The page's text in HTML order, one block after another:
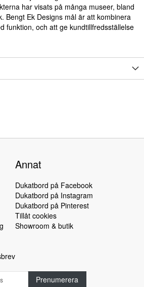
har visats på många museer, bland
Bengt Ek Designs mål är att kombinera
funktion, och att ge kundtillfredsställelse
Annat
Dukatbord på Facebook
Dukatbord på Instagram
Dukatbord på Pinterest
Tillåt cookies
Showroom & butik
Prenumerera